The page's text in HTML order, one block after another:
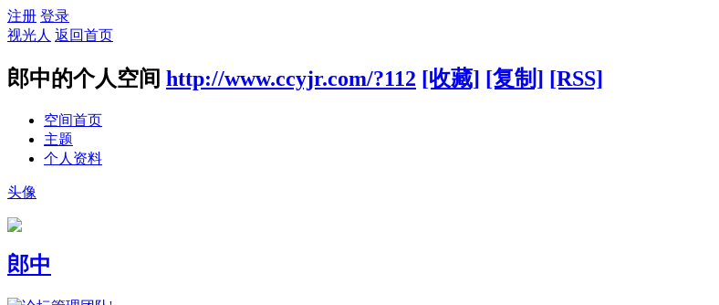
注册 登录
视光人 返回首页
郎中的个人空间 http://www.ccyjr.com/?112 [收藏] [复制] [RSS]
空间首页
主题
个人资料
头像
郎中